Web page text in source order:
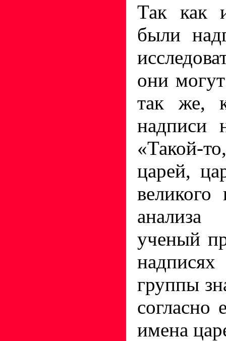
Так как
были
они
так же,
надписи
«Такой-
царей,
анализа
ученый
группы
согласно
имена